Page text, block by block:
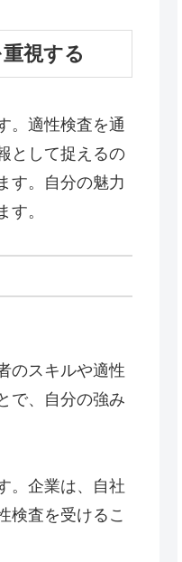
視する
。適性検査を通
として捉えるの
す。自分の魅力
。
のスキルや適性
で、自分の強み
。企業は、自社
検査を受けるこ